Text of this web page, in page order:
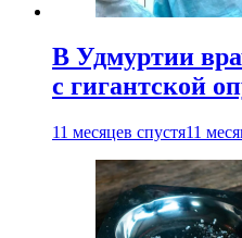
В Удмуртии
с гигантской
11 месяцев спустя11